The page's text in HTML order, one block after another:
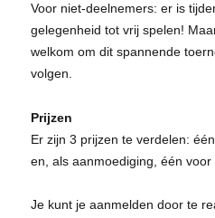
Voor niet-deelnemers: er is
gelegenheid tot vrij spelen!
welkom om dit spannende
volgen.
Prijzen
Er zijn 3 prijzen te verdelen:
en, als aanmoediging, één voor
Je kunt je aanmelden door te